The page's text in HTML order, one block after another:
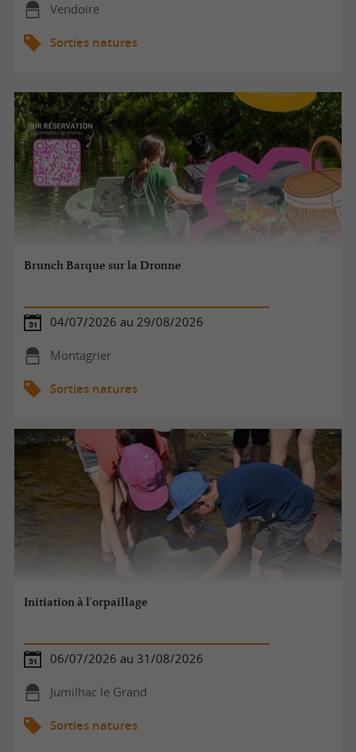
Vendoire
Sorties natures
Brunch Barque sur la Dronne
04/07/2026 au 29/08/2026
Montagrier
Sorties natures
Initiation à l'orpaillage
06/07/2026 au 31/08/2026
Jumilhac le Grand
Sorties natures